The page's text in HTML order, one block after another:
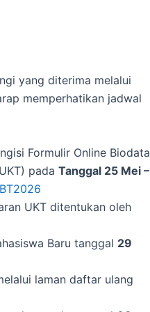
yang diterima melalui
memperhatikan jadwal
Formulir Online Biodata
pada Tanggal 25 Mei –
UKT ditentukan oleh
Baru tanggal 29
laman daftar ulang